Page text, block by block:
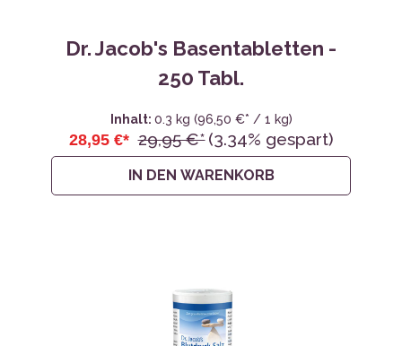
Dr. Jacob's Basentabletten -
250 Tabl.
Inhalt: 0.3 kg (96,50 €* / 1 kg)
28,95 €* 29,95 €* (3.34% gespart)
IN DEN WARENKORB